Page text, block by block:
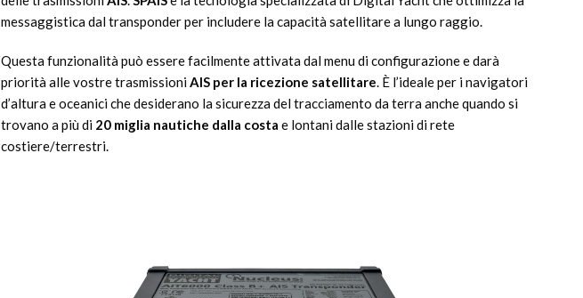
messaggistica dal transponder per includere la capacità satellitare a lungo raggio.
Questa funzionalità può essere facilmente attivata dal menu di configurazione e darà
priorità alle vostre trasmissioniAIS per la ricezione satellitare. È l’ideale per i navigatori
d’altura e oceanici che desiderano la sicurezza del tracciamento da terra anche quando si
trovano a più di 20 miglia nautiche dalla costa e lontani dalle stazioni di rete
costiere/terrestri.